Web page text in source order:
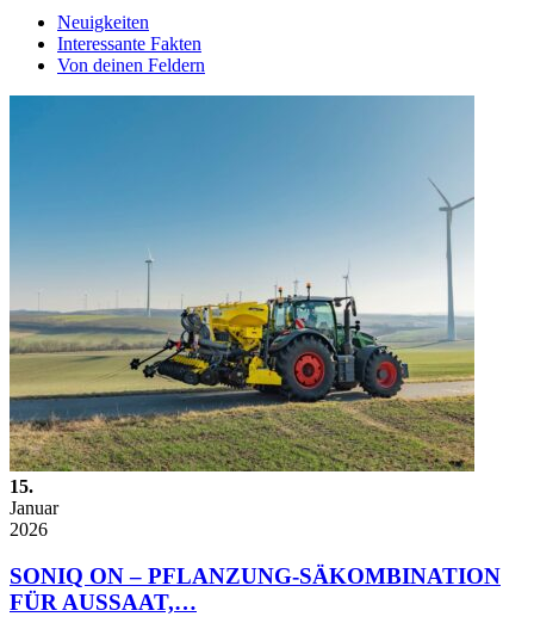
Neuigkeiten
Interessante Fakten
Von deinen Feldern
15.
Januar
2026
SONIQ ON – PFLANZUNG-SÄKOMBINATION
FÜR AUSSAAT,…